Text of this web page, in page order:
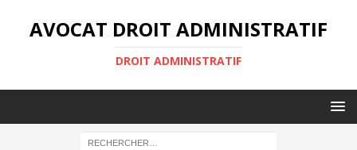
AVOCAT DROIT ADMINISTRATIF
DROIT ADMINISTRATIF